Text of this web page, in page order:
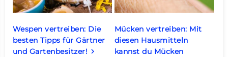
Wespen vertreiben: Die
besten Tipps für Gärtner
und Gartenbesitzer! keyboard_arrow_right
Mücken vertreiben: Mit
diesen Hausmitteln
kannst du Mücken